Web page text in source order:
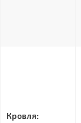
Кровля: